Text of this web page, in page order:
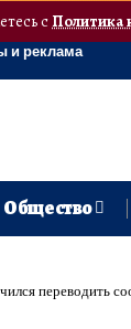
сПолитика
и реклама
Общество
переводить